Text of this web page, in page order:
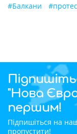
#Балкани #
"Нова
першим!
Підпишіться на
пропустити!